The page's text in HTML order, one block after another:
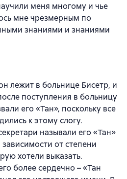
меня многому и чье
мне чрезмерным по
знаниями и знаниями
лежит в больнице Бисетр, и
поступления в больницу
его «Тан», поскольку все
к этому слогу.
называли его «Тан»
от степени
хотели выказать.
более сердечно – «Тан